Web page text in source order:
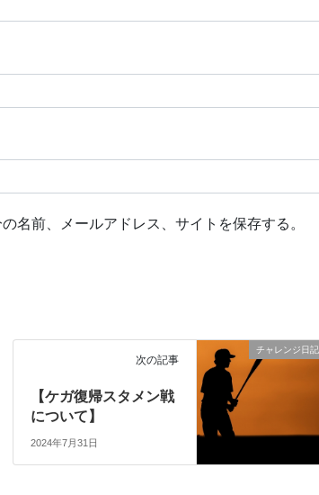
名前、メールアドレス、サイトを保存する。
チャレンジ日記
次の記事
【ケガ復帰スタメン戦
について】
2024年7月31日